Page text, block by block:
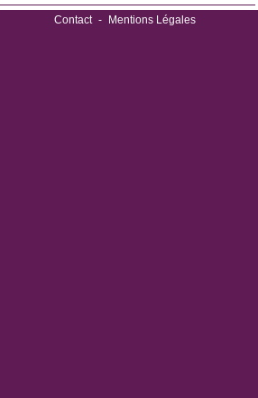
Contact - Mentions Légales